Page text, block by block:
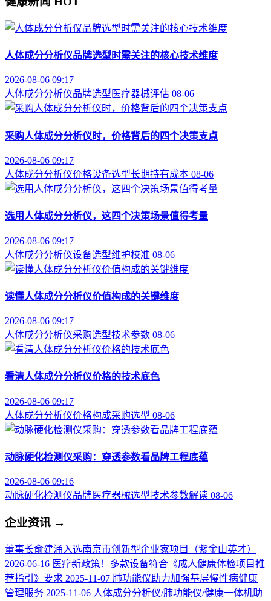
人体成分分析仪品牌选型时需关注的核心技术维度
2026-08-06 09:17
人体成分分析仪品牌选型 医疗器械评估 08-06
采购人体成分分析仪时，价格背后的四个决策支点
2026-08-06 09:17
人体成分分析仪价格设备选型长期持有成本 08-06
选用人体成分分析仪，这四个决策场景值得考量
2026-08-06 09:17
人体成分分析仪设备选型维护校准 08-06
读懂人体成分分析仪价值构成的关键维度
2026-08-06 09:17
人体成分分析仪采购选型技术参数 08-06
看清人体成分分析仪价格的技术底色
2026-08-06 09:17
人体成分分析仪价格构成采购选型 08-06
动脉硬化检测仪采购：穿透参数看品牌工程底蕴
2026-08-06 09:16
动脉硬化检测仪品牌医疗器械选型技术参数解读 08-06
企业资讯 →
董事长俞建涌入选南京市创新型企业家项目（紫金山英才）
2026-06-16 医疗新政策！多款设备符合《成人健康体检项目推
荐指引》要求 2025-11-07 肺功能仪助力加强基层慢性病健康
管理服务 2025-11-06 人体成分分析仪/肺功能仪/健康一体机助